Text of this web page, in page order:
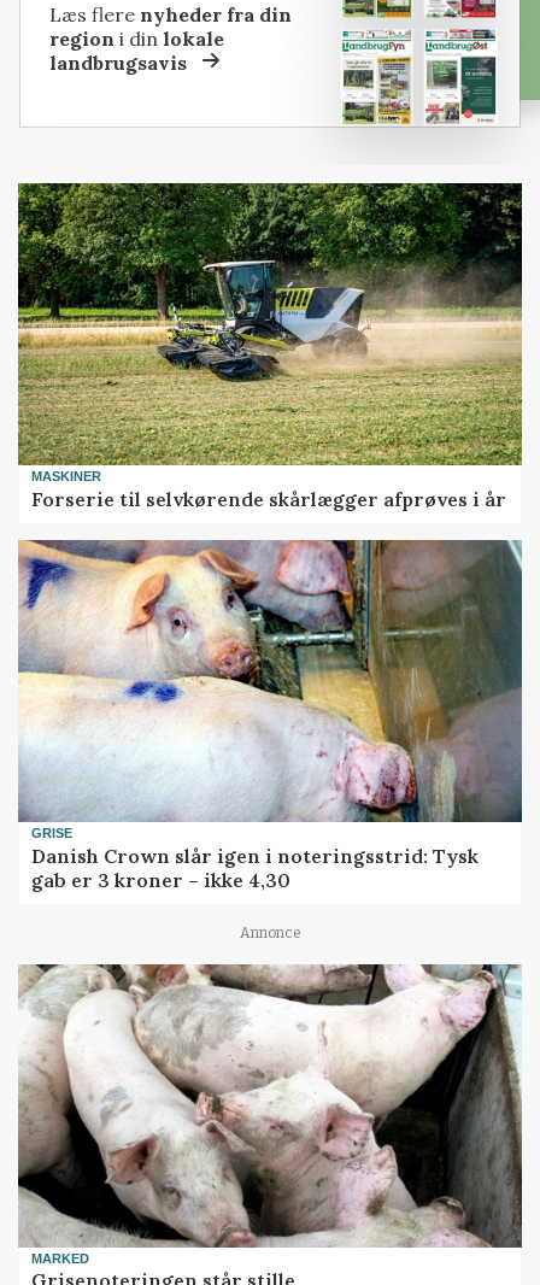
Læs flere nyheder fra din
region i dinlokale
landbrugsavis
MASKINER
Forserie til selvkørende skårlægger afprøves i år
GRISE
Danish Crown slår igen i noteringsstrid: Tysk
gab er 3 kroner – ikke 4,30
Annonce
MARKED